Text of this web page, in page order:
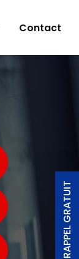
RAPPEL GRATUIT
Contact